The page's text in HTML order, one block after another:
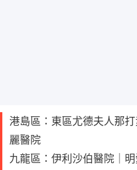
港島區：東區尤德夫人那
麗醫院
九龍區：伊利沙伯醫院｜